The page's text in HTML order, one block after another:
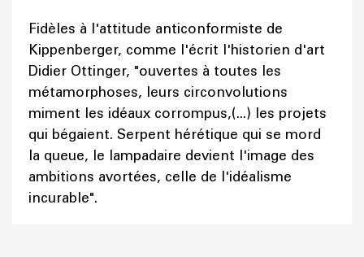
Fidèles à l'attitude anticonformiste de
Kippenberger, comme l'écrit l'historien d'art
Didier Ottinger, "ouvertes à toutes les
métamorphoses, leurs circonvolutions
miment les idéaux corrompus,(...) les projets
qui bégaient. Serpent hérétique qui se mord
la queue, le lampadaire devient l'image des
ambitions avortées, celle de l'idéalisme
incurable".